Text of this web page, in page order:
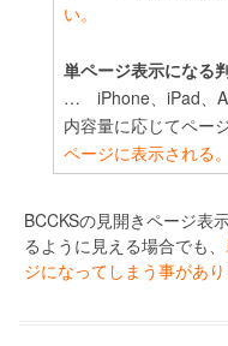
い。
単ページ表示になる
iPhone、iPad、
内容量に応じてペー
ページに表示される。
BCCKSの見開きページ表
るように見える場合でも、
ジになってしまう事があ